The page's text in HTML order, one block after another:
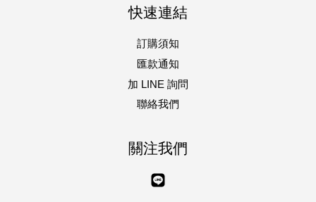
快速連結
訂購須知
匯款通知
加 LINE 詢問
聯絡我們
關注我們